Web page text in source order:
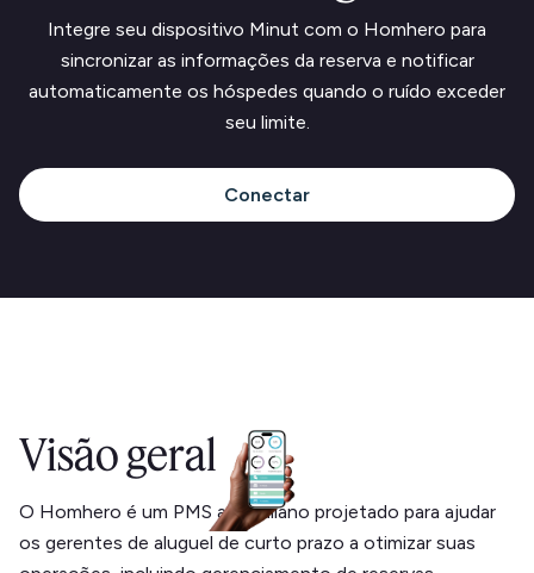
Integre seu dispositivo Minut com o Homhero para
sincronizar as informações da reserva e notificar
automaticamente os hóspedes quando o ruído exceder
seu limite.
Conectar
Visão geral
O Homhero é um PMS australiano projetado para ajudar
os gerentes de aluguel de curto prazo a otimizar suas